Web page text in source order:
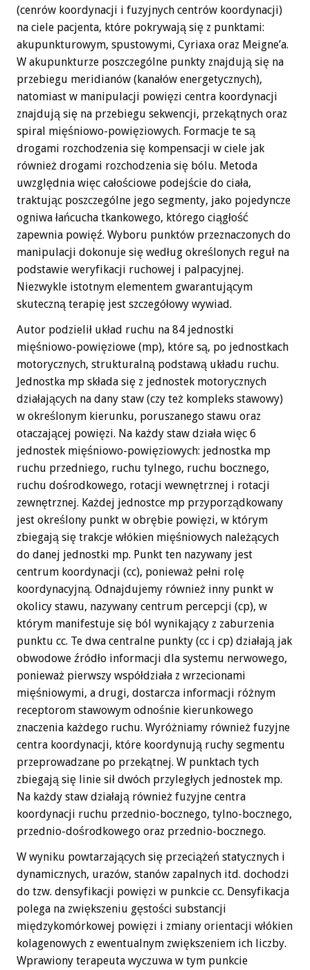
(cenrów koordynacji i fuzyjnych centrów koordynacji)
na ciele pacjenta, które pokrywają się z punktami:
akupunkturowym, spustowymi, Cyriaxa oraz Meigne’a.
W akupunkturze poszczególne punkty znajdują się na
przebiegu meridianów (kanałów energetycznych),
natomiast w manipulacji powięzi centra koordynacji
znajdują się na przebiegu sekwencji, przekątnych oraz
spiral mięśniowo-powięziowych. Formacje te są
drogami rozchodzenia się kompensacji w ciele jak
również drogami rozchodzenia się bólu. Metoda
uwzględnia więc całościowe podejście do ciała,
traktując poszczególne jego segmenty, jako pojedyncze
ogniwa łańcucha tkankowego, którego ciągłość
zapewnia powięź. Wyboru punktów przeznaczonych do
manipulacji dokonuje się według określonych reguł na
podstawie weryfikacji ruchowej i palpacyjnej.
Niezwykle istotnym elementem gwarantującym
skuteczną terapię jest szczegółowy wywiad.
Autor podzielił układ ruchu na 84 jednostki
mięśniowo-powięziowe (mp), które są, po jednostkach
motorycznych, strukturalną podstawą układu ruchu.
Jednostka mp składa się z jednostek motorycznych
działających na dany staw (czy też kompleks stawowy)
w określonym kierunku, poruszanego stawu oraz
otaczającej powięzi. Na każdy staw działa więc 6
jednostek mięśniowo-powięziowych: jednostka mp
ruchu przedniego, ruchu tylnego, ruchu bocznego,
ruchu dośrodkowego, rotacji wewnętrznej i rotacji
zewnętrznej. Każdej jednostce mp przyporządkowany
jest określony punkt w obrębie powięzi, w którym
zbiegają się trakcje włókien mięśniowych należących
do danej jednostki mp. Punkt ten nazywany jest
centrum koordynacji (cc), ponieważ pełni rolę
koordynacyjną. Odnajdujemy również inny punkt w
okolicy stawu, nazywany centrum percepcji (cp), w
którym manifestuje się ból wynikający z zaburzenia
punktu cc. Te dwa centralne punkty (cc i cp) działają jak
obwodowe źródło informacji dla systemu nerwowego,
ponieważ pierwszy współdziała z wrzecionami
mięśniowymi, a drugi, dostarcza informacji różnym
receptorom stawowym odnośnie kierunkowego
znaczenia każdego ruchu. Wyróżniamy również fuzyjne
centra koordynacji, które koordynują ruchy segmentu
przeprowadzane po przekątnej. W punktach tych
zbiegają się linie sił dwóch przyległych jednostek mp.
Na każdy staw działają również fuzyjne centra
koordynacji ruchu przednio-bocznego, tylno-bocznego,
przednio-dośrodkowego oraz przednio-bocznego.
W wyniku powtarzających się przeciążeń statycznych i
dynamicznych, urazów, stanów zapalnych itd. dochodzi
do tzw. densyfikacji powięzi w punkcie cc. Densyfikacja
polega na zwiększeniu gęstości substancji
międzykomórkowej powięzi i zmiany orientacji włókien
kolagenowych z ewentualnym zwiększeniem ich liczby.
Wprawiony terapeuta wyczuwa w tym punkcie